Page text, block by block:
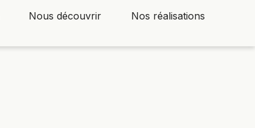
Nous découvrir Nos réalisations